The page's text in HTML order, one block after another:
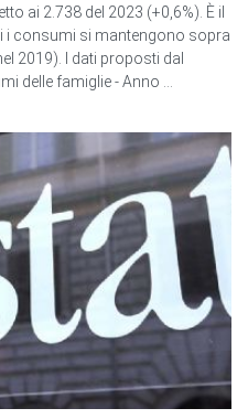
ai 2.738 del 2023 (+0,6%). È il
consumi si mantengono sopra
2019). I dati proposti dal
delle famiglie - Anno ...